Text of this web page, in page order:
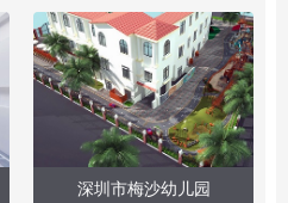
深圳市梅沙幼儿园